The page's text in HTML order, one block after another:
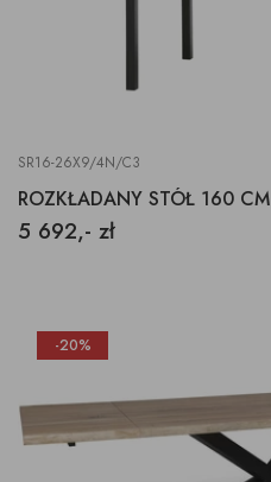
SR16-26X9/4N/C3
ROZKŁADANY STÓŁ 160 CM
5 692,- zł
-20%